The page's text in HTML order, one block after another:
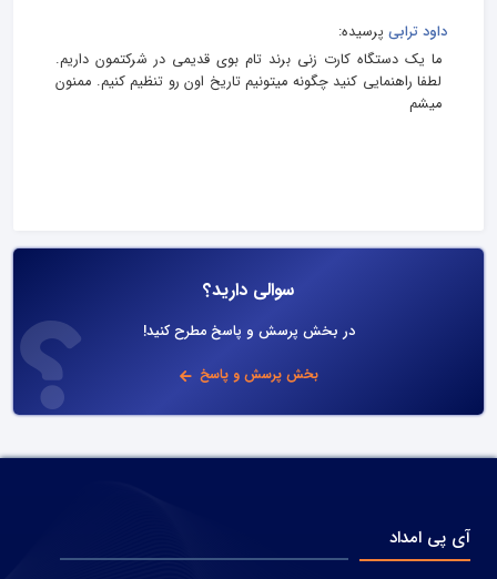
داود ترابی پرسیده:
ما یک دستگاه کارت زنی برند تام بوی قدیمی در شرکتمون داریم.
لطفا راهنمایی کنید چگونه میتونیم تاریخ اون رو تنظیم کنیم. ممنون
میشم
سوالی دارید؟
در بخش پرسش و پاسخ مطرح کنید!
بخش پرسش و پاسخ
آی پی امداد